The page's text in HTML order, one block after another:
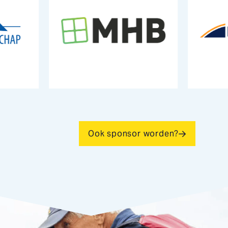
Ook sponsor worden?